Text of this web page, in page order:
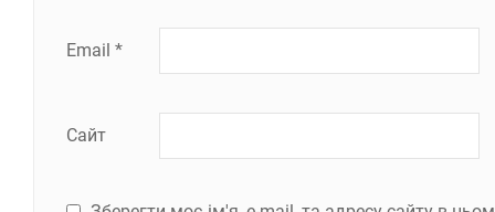
Email *
Сайт